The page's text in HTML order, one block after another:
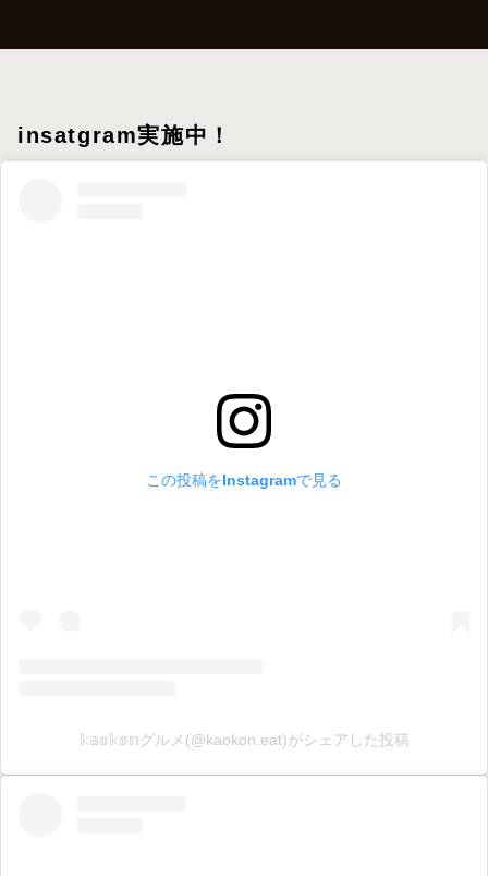
insatgram実施中！
この投稿をInstagramで見る
𝕜𝕒𝕠𝕜𝕠𝕟グルメ(@kaokon.eat)がシェアした投稿